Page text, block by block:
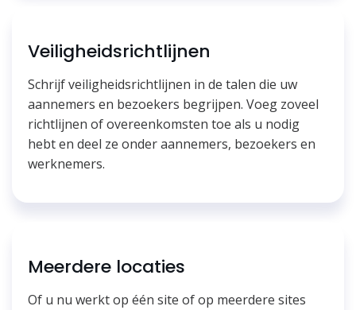
Veiligheidsrichtlijnen
Schrijf veiligheidsrichtlijnen in de talen die uw
aannemers en bezoekers begrijpen. Voeg zoveel
richtlijnen of overeenkomsten toe als u nodig
hebt en deel ze onder aannemers, bezoekers en
werknemers.
Meerdere locaties
Of u nu werkt op één site of op meerdere sites